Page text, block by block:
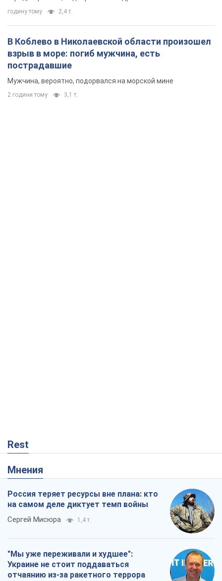
годину тому 2,4 т.
В Коблево в Николаевской области произошел
взрыв в море: погиб мужчина, есть
пострадавшие
Мужчина, вероятно, подорвался на морской мине
2 години тому 3,1 т.
Rest
Мнения
Россия теряет ресурсы вне плана: кто
на самом деле диктует темп войны
Сергей Мисюра 1,4 т.
"Мы уже переживали и худшее":
Украине не стоит поддаваться
отчаянию из-за ракетного террора